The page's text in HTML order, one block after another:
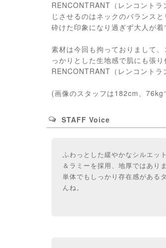
RENCONTRANT（レンコント
じさせるのはネックのバランス
砕けた印象になり過ぎず大人が着
素材は今回も拘っておりまして
っかりとした生地感で肌にも張
RENCONTRANT（レンコントラ
(画像のスタッフは182cm、
STAFF Voice
ふわっとした緩やかなシルエッ
＆ラミーを採用、地厚ではあり
単体でもしっかり存在感がある
んね。